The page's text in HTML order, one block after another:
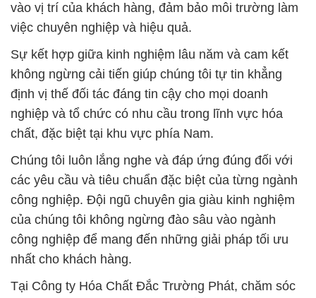
vào vị trí của khách hàng, đảm bảo môi trường làm
việc chuyên nghiệp và hiệu quả.
Sự kết hợp giữa kinh nghiệm lâu năm và cam kết
không ngừng cải tiến giúp chúng tôi tự tin khẳng
định vị thế đối tác đáng tin cậy cho mọi doanh
nghiệp và tổ chức có nhu cầu trong lĩnh vực hóa
chất, đặc biệt tại khu vực phía Nam.
Chúng tôi luôn lắng nghe và đáp ứng đúng đối với
các yêu cầu và tiêu chuẩn đặc biệt của từng ngành
công nghiệp. Đội ngũ chuyên gia giàu kinh nghiệm
của chúng tôi không ngừng đào sâu vào ngành
công nghiệp để mang đến những giải pháp tối ưu
nhất cho khách hàng.
Tại Công ty Hóa Chất Đắc Trường Phát, chăm sóc